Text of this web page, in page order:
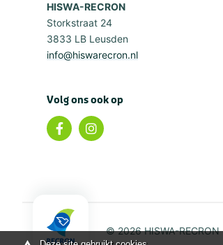
HISWA-RECRON
Storkstraat 24
3833 LB Leusden
info@hiswarecron.nl
Volg ons ook op
© 2026 HISWA-RECRON